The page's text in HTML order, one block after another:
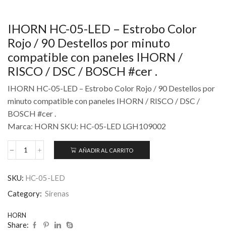
IHORN HC-05-LED – Estrobo Color
Rojo / 90 Destellos por minuto
compatible con paneles IHORN /
RISCO / DSC / BOSCH #cer .
IHORN HC-05-LED – Estrobo Color Rojo / 90 Destellos por
minuto compatible con paneles IHORN / RISCO / DSC /
BOSCH #cer .
Marca: HORN SKU: HC-05-LED LGH109002
AÑADIR AL CARRITO
SKU: HC-05-LED
Category: Sirenas
HORN
Share: